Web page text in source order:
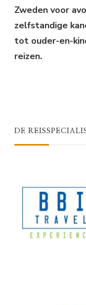
Zweden voor
zelfstandige
tot ouder-en-
reizen.
DE